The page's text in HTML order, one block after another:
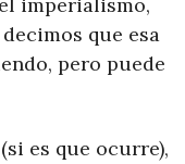
imperialismo,
que esa
pero puede
es que ocurre),